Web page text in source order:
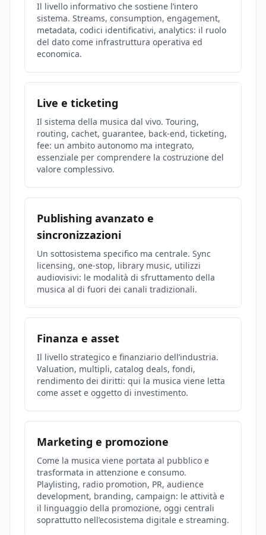
Il livello informativo che sostiene l’intero
sistema. Streams, consumption, engagement,
metadata, codici identificativi, analytics: il ruolo
del dato come infrastruttura operativa ed
economica.
Live e ticketing
Il sistema della musica dal vivo. Touring,
routing, cachet, guarantee, back-end, ticketing,
fee: un ambito autonomo ma integrato,
essenziale per comprendere la costruzione del
valore complessivo.
Publishing avanzato e
sincronizzazioni
Un sottosistema specifico ma centrale. Sync
licensing, one-stop, library music, utilizzi
audiovisivi: le modalità di sfruttamento della
musica al di fuori dei canali tradizionali.
Finanza e asset
Il livello strategico e finanziario dell’industria.
Valuation, multipli, catalog deals, fondi,
rendimento dei diritti: qui la musica viene letta
come asset e oggetto di investimento.
Marketing e promozione
Come la musica viene portata al pubblico e
trasformata in attenzione e consumo.
Playlisting, radio promotion, PR, audience
development, branding, campaign: le attività e
il linguaggio della promozione, oggi centrali
soprattutto nell’ecosistema digitale e streaming.